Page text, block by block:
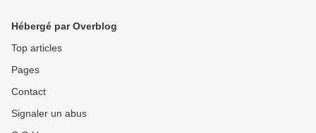
Hébergé par Overblog
Top articles
Pages
Contact
Signaler un abus